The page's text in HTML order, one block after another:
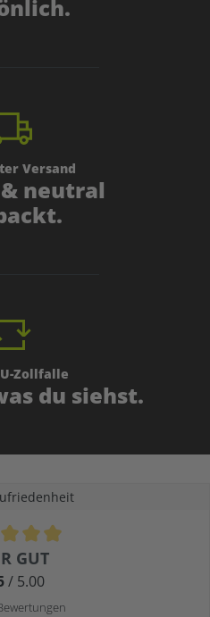
Versand
neutral
Zollfalle
du siehst.
4.9 von 5 Sternen
GUT
/ 5.00